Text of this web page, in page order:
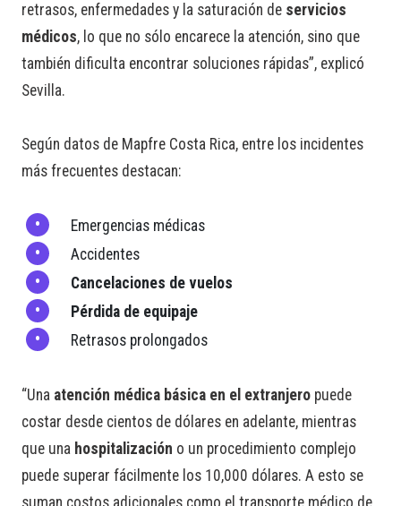
retrasos, enfermedades y la saturación de servicios
médicos, lo que no sólo encarece la atención, sino que
también dificulta encontrar soluciones rápidas”, explicó
Sevilla.
Según datos de Mapfre Costa Rica, entre los incidentes
más frecuentes destacan:
Emergencias médicas
Accidentes
Cancelaciones de vuelos
Pérdida de equipaje
Retrasos prolongados
“Una atención médica básica en el extranjero puede
costar desde cientos de dólares en adelante, mientras
que una hospitalización o un procedimiento complejo
puede superar fácilmente los 10,000 dólares. A esto se